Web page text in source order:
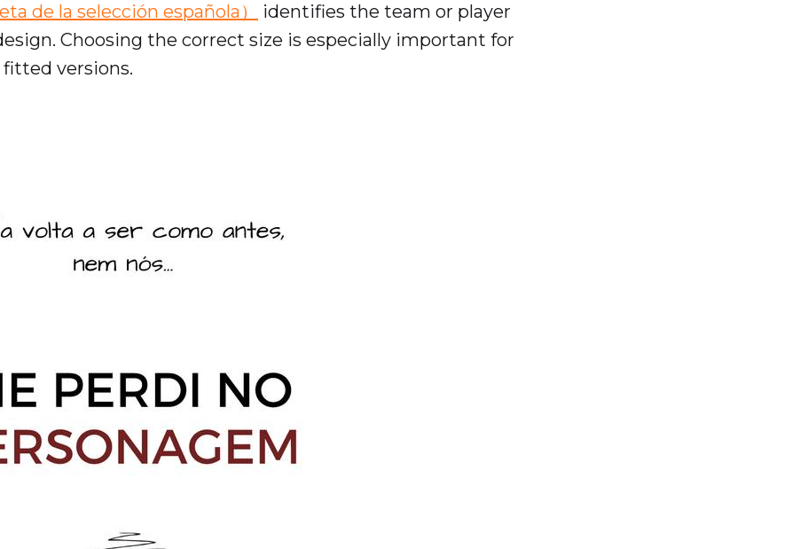
de la selección española）
identifies the team or player
Choosing the correct size is especially important for
versions.